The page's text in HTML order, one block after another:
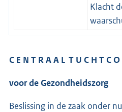
Klacht
C E N T R A A L T U C H T C O
voor de Gezondheidszorg
Beslissing in de zaak onder